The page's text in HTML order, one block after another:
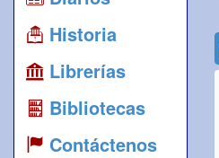
Historia
Librerías
Bibliotecas
Contáctenos